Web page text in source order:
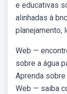
e educativas
alinhadas à
planejamento,
Web —
sobre a água
Aprenda
Web — saiba